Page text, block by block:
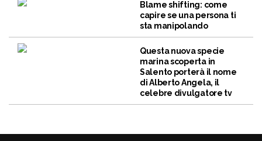
Blame shifting: come
capire se una persona ti
sta manipolando
Questa nuova specie
marina scoperta in
Salento porterà il nome
di Alberto Angela, il
celebre divulgatore tv